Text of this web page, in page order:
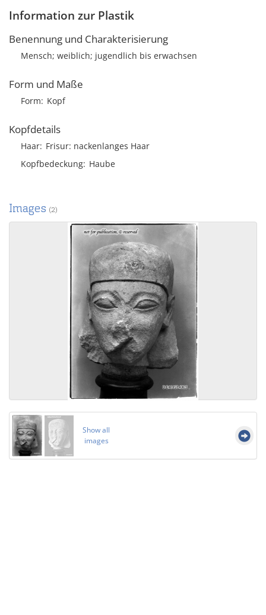
Information zur Plastik
Benennung und Charakterisierung
Mensch; weiblich; jugendlich bis erwachsen
Form und Maße
Form Kopf
Kopfdetails
Haar Frisur nackenlanges Haar
Kopfbedeckung Haube
Images (2)
Show all
images